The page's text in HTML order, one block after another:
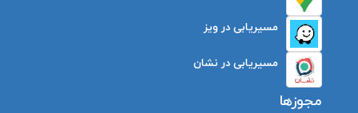
مسیریابی در ویز
مسیریابی در نشان
مجوزها